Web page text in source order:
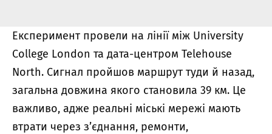
Експеримент провели на лінії між University
College London та дата-центром Telehouse
North. Сигнал пройшов маршрут туди й назад,
загальна довжина якого становила 39 км. Це
важливо, адже реальні міські мережі мають
втрати через з’єднання, ремонти,